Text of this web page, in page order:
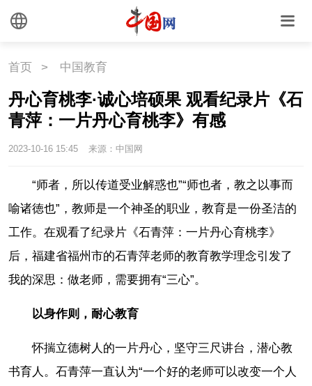
首页 > 中国教育
丹心育桃李·诚心培硕果 观看纪录片《石
青萍：一片丹心育桃李》有感
2023-10-16 15:45 来源：中国网
“师者，所以传道受业解惑也”“师也者，教之以事而
喻诸徳也”，教师是一个神圣的职业，教育是一份圣洁的
工作。在观看了纪录片《石青萍：一片丹心育桃李》
后，福建省福州市的石青萍老师的教育教学理念引发了
我的深思：做老师，需要拥有“三心”。
以身作则，耐心教育
怀揣立德树人的一片丹心，坚守三尺讲台，潜心教
书育人。石青萍一直认为“一个好的老师可以改变一个人